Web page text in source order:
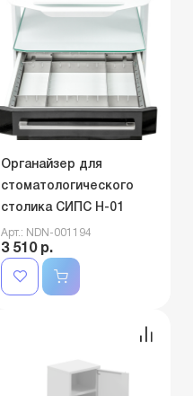
Органайзер для
стоматологического
столика СИПС Н-01
Арт.: NDN-001194
3 510 р.